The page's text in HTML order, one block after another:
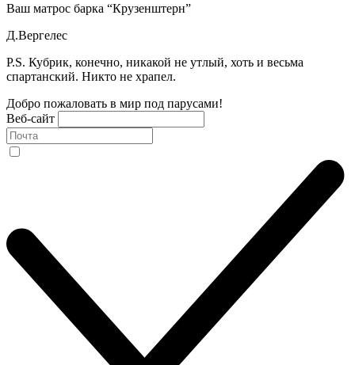
Ваш матрос барка “Крузенштерн”
Д.Вергелес
P.S. Кубрик, конечно, никакой не утлый, хоть и весьма
спартанский. Никто не храпел.
Добро пожаловать в мир под парусами!
Веб-сайт